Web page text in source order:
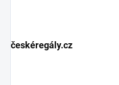
českéregály.cz